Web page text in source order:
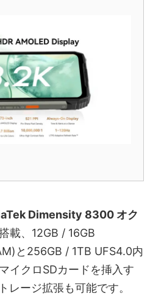
Dimensity 8300 オク
載、12GB / 16GB
と256GB / 1TB UFS4.0内
イクロSDカードを挿入す
レージ拡張も可能です。